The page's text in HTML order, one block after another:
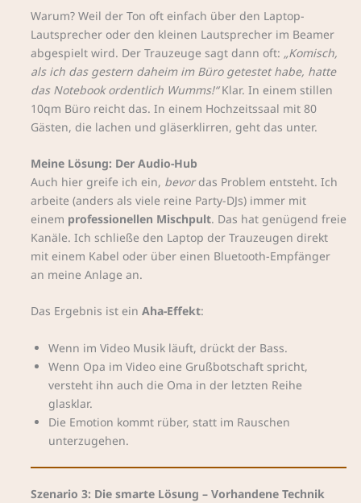
Warum? Weil der Ton oft einfach über den Laptop-
Lautsprecher oder den kleinen Lautsprecher im Beamer
abgespielt wird. Der Trauzeuge sagt dann oft: „Komisch,
als ich das gestern daheim im Büro getestet habe, hatte
das Notebook ordentlich Wumms!“Klar. In einem stillen
10qm Büro reicht das. In einem Hochzeitssaal mit 80
Gästen, die lachen und gläserklirren, geht das unter.
Meine Lösung: Der Audio-Hub
Auch hier greife ich ein, bevordas Problem entsteht. Ich
arbeite (anders als viele reine Party-DJs) immer mit
einem professionellen Mischpult. Das hat genügend freie
Kanäle. Ich schließe den Laptop der Trauzeugen direkt
mit einem Kabel oder über einen Bluetooth-Empfänger
an meine Anlage an.
Das Ergebnis ist ein Aha-Effekt:
Wenn im Video Musik läuft, drückt der Bass.
Wenn Opa im Video eine Grußbotschaft spricht,
versteht ihn auch die Oma in der letzten Reihe
glasklar.
Die Emotion kommt rüber, statt im Rauschen
unterzugehen.
Szenario 3: Die smarte Lösung – Vorhandene Technik